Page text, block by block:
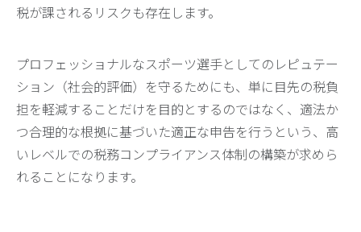
税が課されるリスクも存在します。
プロフェッショナルなスポーツ選手としてのレピュテー
ション（社会的評価）を守るためにも、単に目先の税負
担を軽減することだけを目的とするのではなく、適法か
つ合理的な根拠に基づいた適正な申告を行うという、高
いレベルでの税務コンプライアンス体制の構築が求めら
れることになります。